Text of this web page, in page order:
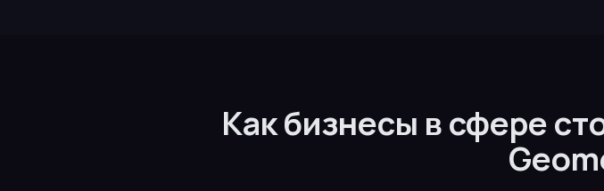
Как бизнесы в сфере